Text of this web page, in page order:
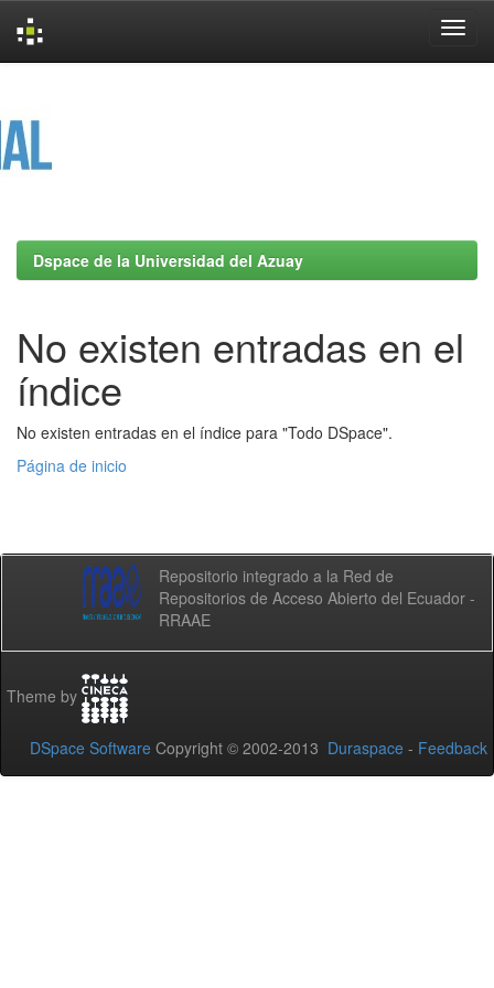
Dspace de la Universidad del Azuay
No existen entradas en el
índice
No existen entradas en el índice para "Todo DSpace".
Página de inicio
Repositorio integrado a la Red de
Repositorios de Acceso Abierto del Ecuador -
RRAAE
Theme by
DSpace Software Copyright © 2002-2013 Duraspace - Feedback